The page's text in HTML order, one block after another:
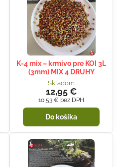
K-4 mix – krmivo pre KOI 3L
(3mm) MIX 4 DRUHY
Skladom
12,95 €
10,53 € bez DPH
Do košíka